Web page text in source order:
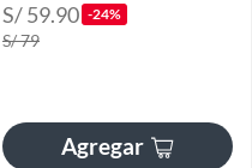
S/ 59.90 -24%
S/ 79
Agregar